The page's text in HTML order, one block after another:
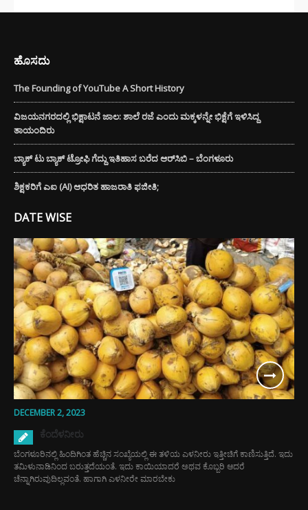
ಹೊಸದು
The Founding of YouTube A Short History
ವಿಜಯನಗರದಲ್ಲಿ ಭಿಕ್ಷಾಟನೆ ಜಾಲ: ಶಾಲೆ ರಜೆ ಎಂದು ಮಕ್ಕಳನ್ನೇ ಭಿಕ್ಷೆಗೆ ಇಳಿಸಿದ್ದ
ತಾಯಂದಿರು
ಬ್ಯಾಕ್ ಟು ಬ್ಯಾಕ್ ಟ್ರೋಫಿ ಗೆದ್ದು ಇತಿಹಾಸ ಬರೆದ ಆರ್‌ಸಿಬಿ – ಬೆಂಗಳೂರು
ಶಿಕ್ಷಕರಿಗೆ ಎಐ (AI) ಆಧರಿತ ಹಾಜರಾತಿ ಫಜೀತಿ;
DATE WISE
DECEMBER 2, 2023
ಕೆಂದೆಳನೀರು
ಬೆಂಗಳೂರಿನಲ್ಲಿ ಹಿಂದಿಗಿಂತ ಹೆಚ್ಚಿನ ಸಂಖ್ಯೆಯಲ್ಲಿ ಈ ತಳಿಯ ಎಳನೀರು ಇತ್ತೀಚಿಗೆ ಕಾಣಿಸುತ್ತಿದೆ. ಇದು
ತಮಿಳುನಾಡಿನಿಂದ ಬರುತ್ತದೆಯಂತೆ. ಇದು ಕಾಯಿಯಾದರೆ ಅಥವ ಕೊಬ್ಬರಿ ಆದರೆ
ಚೆನ್ನಾಗಿರುವುದಿಲ್ಲವಂತೆ. ಹಾಗಾಗಿ ಎಳನೀರೇ ಮಾರಬೇಕು